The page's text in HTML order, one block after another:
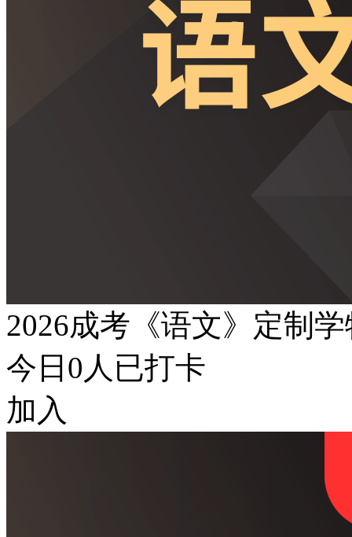
2026成考《语文》定制
今日 0 人已打卡
加入